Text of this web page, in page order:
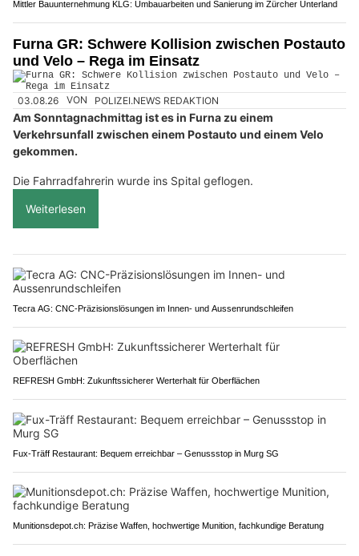
Mittler Bauunternehmung KLG: Umbauarbeiten und Sanierung im Zürcher Unterland
Furna GR: Schwere Kollision zwischen Postauto
und Velo – Rega im Einsatz
03.08.26 VON POLIZEI.NEWS REDAKTION
Am Sonntagnachmittag ist es in Furna zu einem
Verkehrsunfall zwischen einem Postauto und einem Velo
gekommen.
Die Fahrradfahrerin wurde ins Spital geflogen.
Weiterlesen
Tecra AG: CNC-Präzisionslösungen im Innen- und Aussenrundschleifen
REFRESH GmbH: Zukunftssicherer Werterhalt für Oberflächen
Fux-Träff Restaurant: Bequem erreichbar – Genussstop in Murg SG
Munitionsdepot.ch: Präzise Waffen, hochwertige Munition, fachkundige Beratung